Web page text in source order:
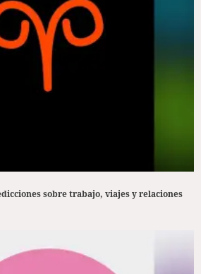
sobre trabajo, viajes y relaciones